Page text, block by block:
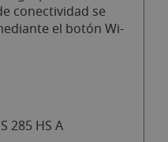
conectividad se
el botón Wi-
285 HS A